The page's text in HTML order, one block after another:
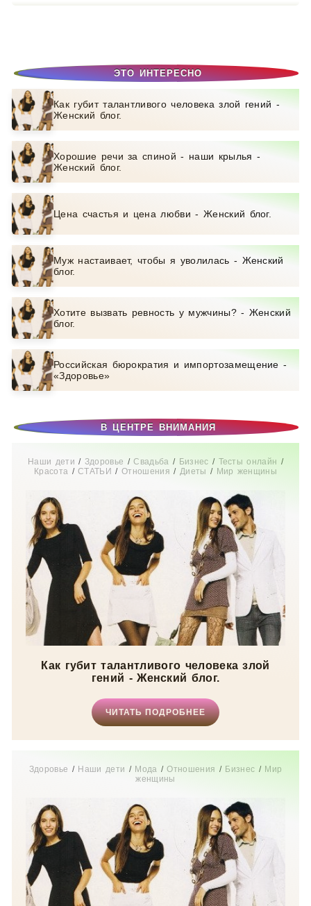
ЭТО ИНТЕРЕСНО
Как губит талантливого человека злой гений -
Женский блог.
Хорошие речи за спиной - наши крылья -
Женский блог.
Цена счастья и цена любви - Женский блог.
Муж настаивает, чтобы я уволилась - Женский
блог.
Хотите вызвать ревность у мужчины? - Женский
блог.
Российская бюрократия и импортозамещение -
«Здоровье»
В ЦЕНТРЕ ВНИМАНИЯ
Наши дети / Здоровье /Свадьба / Бизнес / Тесты онлайн /
Красота /СТАТЬИ /Отношения / Диеты / Мир женщины
Как губит талантливого человека злой
гений - Женский блог.
ЧИТАТЬ ПОДРОБНЕЕ
Здоровье / Наши дети / Мода /Отношения / Бизнес / Мир
женщины